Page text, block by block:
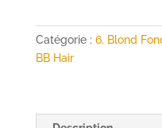
Foncé
Naturel
100ml
Catégorie : 6. Blond
BB Hair